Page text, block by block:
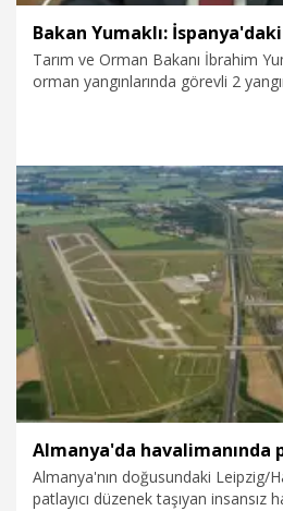
Tarım ve Orman Bakanı İbrahim
orman yangınlarında görevli 2
6.08.2026 Politika
Almanya'nın doğusundaki Leipzig/
patlayıcı düzenek taşıyan insansız